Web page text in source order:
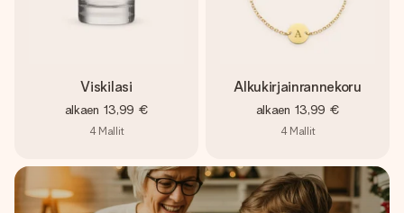
Viskilasi
alkaen 13,99 €
4 Mallit
Alkukirjainrannekoru
alkaen 13,99 €
4 Mallit